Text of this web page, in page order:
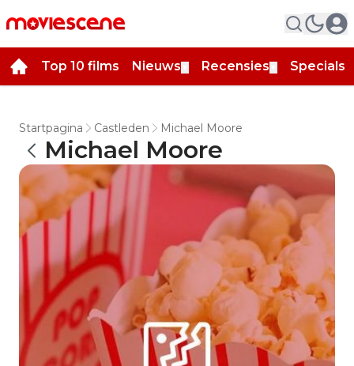
Top 10 films Nieuws Recensies Specials
Startpagina Castleden Michael Moore
Michael Moore